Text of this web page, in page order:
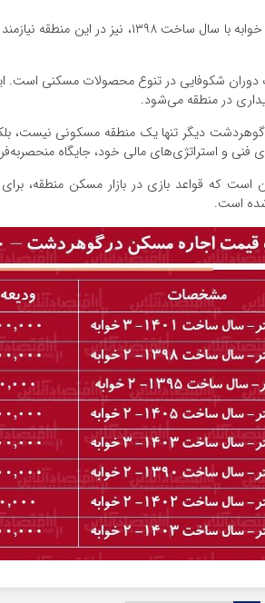
شکوفایی در تنوع محصولات مسکنی است. این
در منطقه می‌شود.
دیگر تنها یک منطقه مسکونی نیست،
فنی و استراتژی‌های مالی خود، جایگاه
است که قواعد بازی در بازار مسکن منطقه،
شده است.